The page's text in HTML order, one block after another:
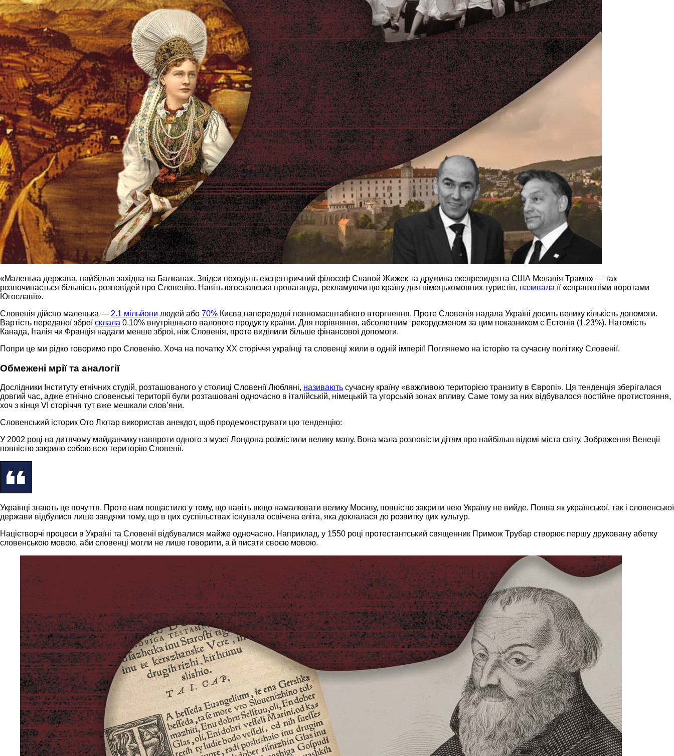
«Маленька держава, найбільш західна на Балканах. Звідси походять ексцентричний філософ Славой Жижек та дружина експрезидента США Меланія Трамп» — так
розпочинається більшість розповідей про Словенію. Навіть югославська пропаганда, рекламуючи цю країну для німецькомовних туристів, називала її «справжніми воротами
Югославії».
Словенія дійсно маленька — 2.1 мільйони людей або 70% Києва напередодні повномасштабного вторгнення. Проте Словенія надала Україні досить велику кількість допомоги.
Вартість переданої зброїсклала 0.10% внутрішнього валового продукту країни. Для порівняння, абсолютним рекордсменом за цим показником є Естонія (1.23%). Натомість
Канада, Італія чи Франція надали менше зброї, ніж Словенія, проте виділили більше фінансової допомоги.
Попри це ми рідко говоримо про Словенію. Хоча на початку XX сторіччя українці та словенці жили в одній імперії! Поглянемо на історію та сучасну політику Словенії.
Обмежені мрії та аналогії
Дослідники Інституту етнічних студій, розташованого у столиці Словенії Любляні, називають сучасну країну «важливою територією транзиту в Європі». Ця тенденція зберігалася
довгий час, адже етнічно словенські території були розташовані одночасно в італійській, німецькій та угорській зонах впливу. Саме тому за них відбувалося постійне протистояння,
хоч з кінця VI сторіччя тут вже мешкали слов’яни.
Словенський історик Ото Лютар використав анекдот, щоб продемонструвати цю тенденцію:
У 2002 році на дитячому майданчику навпроти одного з музеї Лондона розмістили велику мапу. Вона мала розповісти дітям про найбільш відомі міста світу. Зображення Венеції
повністю закрило собою всю територію Словенії.
Українці знають це почуття. Проте нам пощастило у тому, що навіть якщо намалювати велику Москву, повністю закрити нею Україну не вийде. Поява як української, так і словенської
держави відбулися лише завдяки тому, що в цих суспільствах існувала освічена еліта, яка доклалася до розвитку цих культур.
Націєтворчі процеси в Україні та Словенії відбувалися майже одночасно. Наприклад, у 1550 році протестантський священник Примож Трубар створює першу друковану абетку
словенською мовою, аби словенці могли не лише говорити, а й писати своєю мовою.